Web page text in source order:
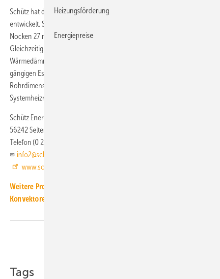
Schütz hat die Nockenplatte 11-2
entwickelt. Sie erreicht mit nur 11 mm Plattendicke (Gesamthöhe mit
Nocken 27 mm) ein Trittschall-Verbesserungsmaß von bis zu 24 dB.
Gleichzeitig trägt die Systemplatte zu einer verbesserten
Wärmedämmung bei. Das Nockensystem von Schütz ist für alle
gängigen Estricharten geeignet. Die Nockenplatte 11-2 ist für die
Rohrdimensionen 14, 16 und 17 × 2 mm (duo-flex- und tri-o-flex-
Systemheizrohre) vorgesehen.
Schütz Energy Systems
56242 Selters
Telefon (0 26 26) 77 11 52
info2@schuetz.net
www.schuetz-energy.net
Weitere Produkt-Meldungen zum Thema Heiz- und Kühlflächen,
Konvektoren
Tags
Heizungsförderung
Energiepreise